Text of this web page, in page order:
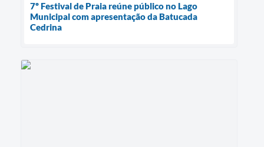
7º Festival de Praia reúne público no Lago
Municipal com apresentação da Batucada
Cedrina